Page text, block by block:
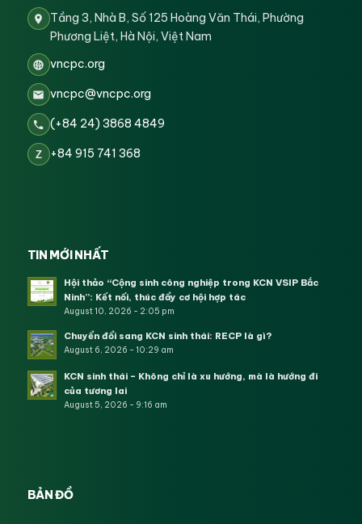
Tầng 3, Nhà B, Số 125 Hoàng Văn Thái, Phường
Phương Liệt, Hà Nội, Việt Nam
vncpc.org
vncpc@vncpc.org
(+84 24) 3868 4849
Z +84 915 741 368
TIN MỚI NHẤT
Hội thảo “Cộng sinh công nghiệp trong KCN VSIP Bắc
Ninh”: Kết nối, thúc đẩy cơ hội hợp tác
August 10, 2026 - 2:05 pm
Chuyển đổi sang KCN sinh thái: RECP là gì?
August 6, 2026 - 10:29 am
KCN sinh thái – Không chỉ là xu hướng, mà là hướng đi
của tương lai
August 5, 2026 - 9:16 am
BẢN ĐỒ